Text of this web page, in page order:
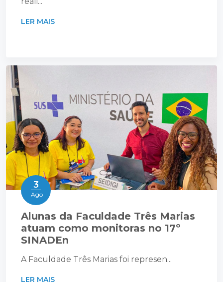
LER MAIS
3
Ago
Alunas da Faculdade Três Marias
atuam como monitoras no 17º
SINADEn
A Faculdade Três Marias foi represen...
LER MAIS